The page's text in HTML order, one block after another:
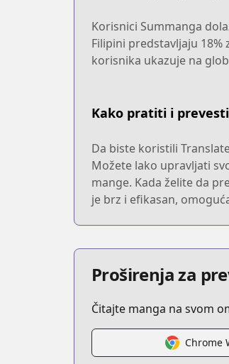
Korisnici Summanga
Filipini predstavljaju 18%
korisnika ukazuje na
Kako pratiti i
Da biste koristili
Možete lako upravljati
mange. Kada želite da
je brz i efikasan,
Proširenja za
Čitajte manga na svom
Chrome